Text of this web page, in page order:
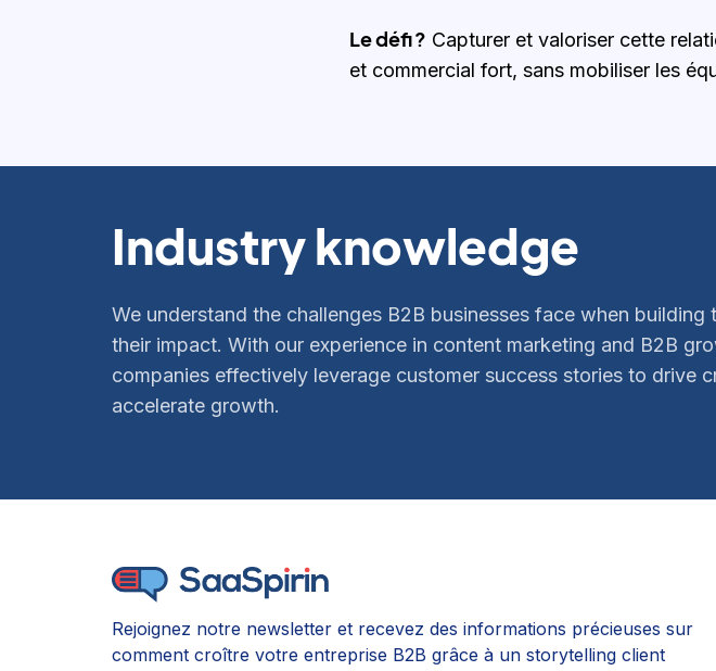
Le défi ? Capturer et valoriser cette
et commercial fort, sans mobiliser les
Industry knowledge
We understand the challenges B2B businesses face when building
their impact. With our experience in content marketing and B2B
companies effectively leverage customer success stories to drive
accelerate growth.
Rejoignez notre newsletter et recevez des informations précieuses sur
comment croître votre entreprise B2B grâce à un storytelling client